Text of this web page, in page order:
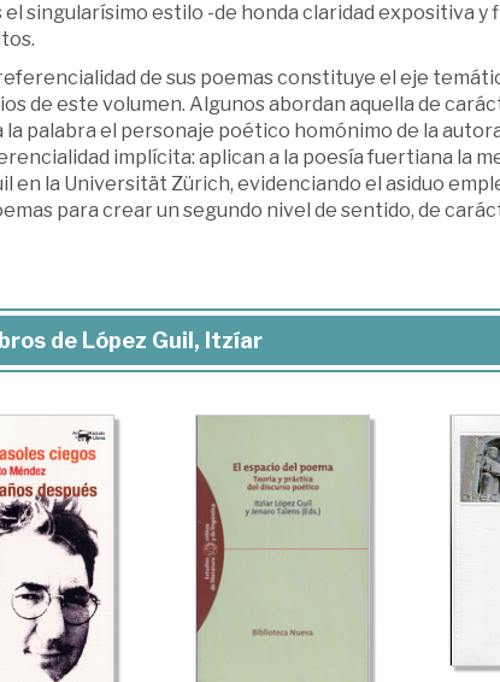
el singularísimo estilo -de honda claridad expositiva
de sus poemas constituye el eje
de este volumen. Algunos abordan aquella de
la palabra el personaje poético homónimo de la
implícita: aplican a la poesía fuertiana la
en la Universität Zürich, evidenciando el asiduo
para crear un segundo nivel de sentido, de
de López Guil, Itzíar